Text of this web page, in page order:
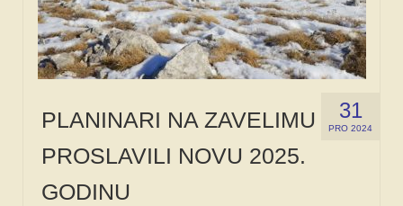
31
PRO 2024
PLANINARI NA ZAVELIMU
PROSLAVILI NOVU 2025.
GODINU